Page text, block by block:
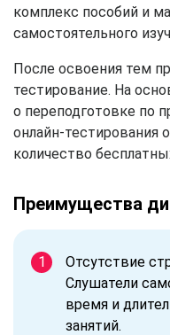
комплекс пособий и
самостоятельного
После освоения тем
тестирование. На
о переподготовке по
онлайн-тестирования
количество
Преимущества
Отсутствие
Слушатели
время и
занятий.